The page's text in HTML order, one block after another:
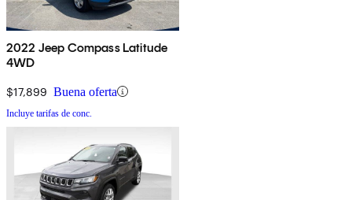
2022 Jeep Compass Latitude
4WD
$17,899 Buena oferta
Incluye tarifas de conc.